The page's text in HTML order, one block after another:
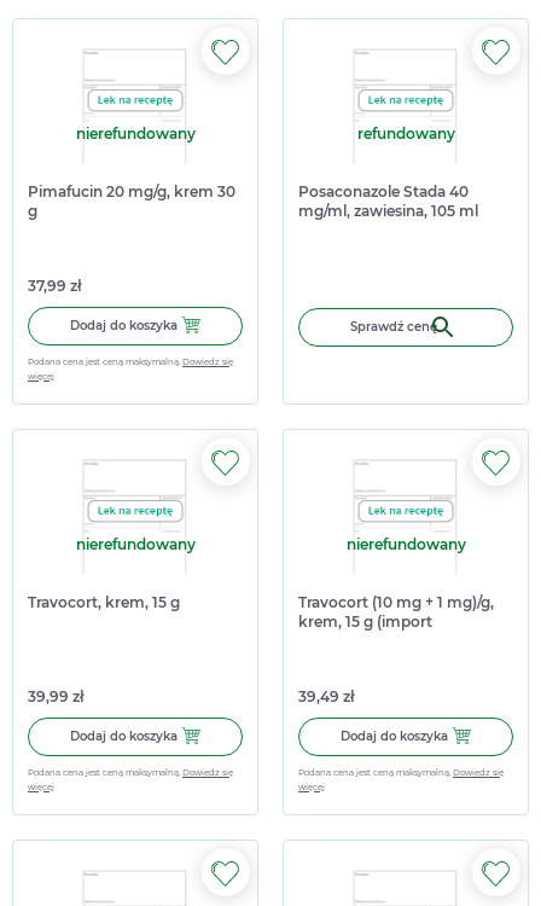
nierefundowany
Pimafucin 20 mg/g, krem 30
g
37,99 zł
Dodaj do koszyka Dodaj do koszyka Pimafucin 20 mg/g, krem 30 g
Podana cena jest ceną maksymalną. Dowiedz się
więcej
refundowany
Posaconazole Stada 40
mg/ml, zawiesina, 105 ml
Sprawdź cenę
nierefundowany
Travocort, krem, 15 g
39,99 zł
Dodaj do koszyka Dodaj do koszyka Travocort, krem, 15 g
Podana cena jest ceną maksymalną. Dowiedz się
więcej
nierefundowany
Travocort (10 mg + 1 mg)/g,
krem, 15 g (import
39,49 zł
Dodaj do koszyka Dodaj do
Podana cena jest ceną maksymalną. Dowiedz się
więcej